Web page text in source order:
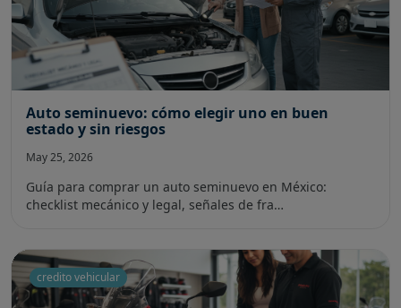
Auto seminuevo: cómo elegir uno en buen
estado y sin riesgos
May 25, 2026
Guía para comprar un auto seminuevo en México:
checklist mecánico y legal, señales de fra…
credito vehicular